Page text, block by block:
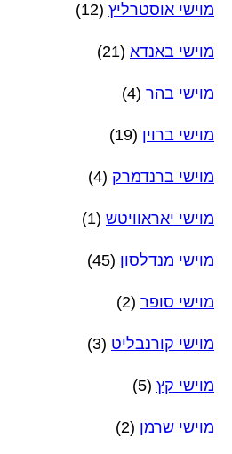
מוישי אוסטרליץ (12)
מוישי באנדא (21)
מוישי בהר (4)
מוישי ברוין (19)
מוישי ברנדמרק (4)
מוישי יאראוויטש (1)
מוישי מנדלסון (45)
מוישי סופר (2)
מוישי קורנבליט (3)
מוישי קץ (5)
מוישי שרמן (2)